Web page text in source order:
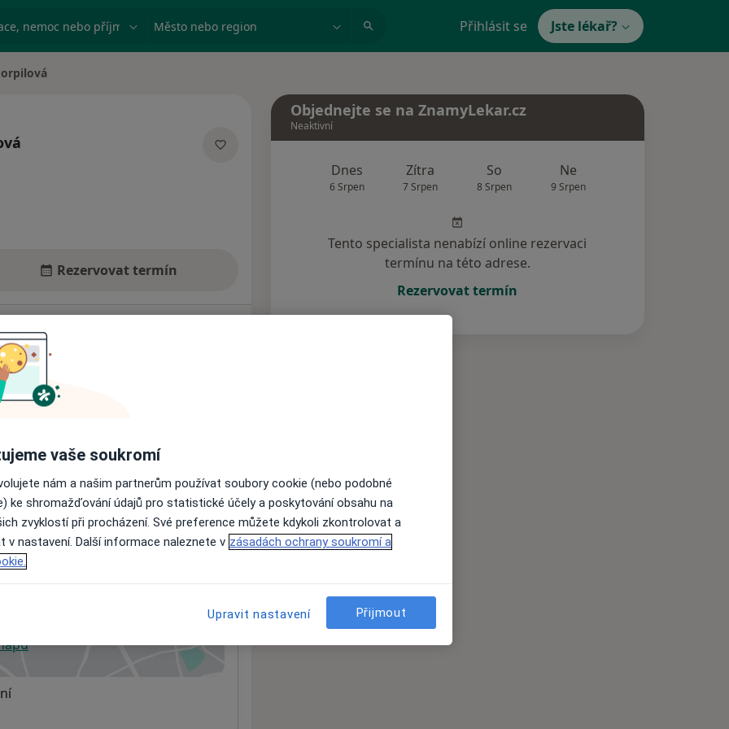
nemoc nebo příjmení Město nebo region Přihlásit se Jste lékař?
Rezervovat termín
nejsou k dispozici
informace o svých službách.
v nové záložce
Objednejte se na ZnamyLekar.cz
Neaktivní
Dnes
6 Srpen
Zítra
7 Srpen
So
8 Srpen
Ne
9 Srpen
Tento specialista nenabízí online rezervaci
termínu na této adrese.
Rezervovat termín
vaše soukromí
nám a našim partnerům používat soubory cookie (nebo podobné
ke shromažďování údajů pro statistické účely a poskytování obsahu na
zvyklostí při procházení. Své preference můžete kdykoli zkontrolovat a
v nastavení. Další informace naleznete v zásadách ochrany soukromí a
Upravit nastavení Přijmout